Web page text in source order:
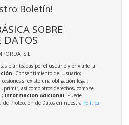
Boletín!
SOBRE
DATOS
S.L
planteadas por el usuario y enviarle la
: Consentimiento del usuario;
cesiones si existe una obligación legal;
así como otros derechos, como se
Información Adicional: Puede
Protección de Datos en nuestra Política